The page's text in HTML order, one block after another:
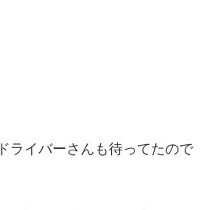
ライバーさんも待ってたので